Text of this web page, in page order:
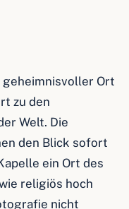
Ort
zu den
Welt. Die
den Blick sofort
ein Ort des
religiös hoch
nicht